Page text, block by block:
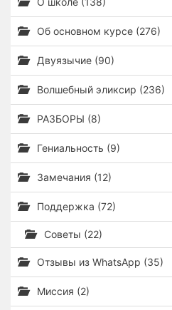
Об основном курсе (276)
Двуязычие (90)
Волшебный эликсир (236)
РАЗБОРЫ (8)
Гениальность (9)
Замечания (12)
Поддержка (72)
Советы (22)
Отзывы из WhatsApp (35)
Миссия (2)